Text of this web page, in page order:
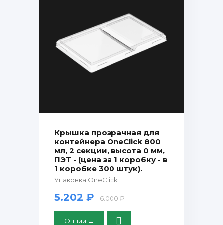
Крышка прозрачная для
контейнера OneClick 800
мл, 2 секции, высота 0 мм,
ПЭТ - (цена за 1 коробку - в
1 коробке 300 штук).
Упаковка OneClick
5.202 ₽ 6.000 ₽
Опции →